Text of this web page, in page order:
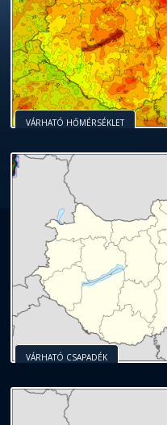
VÁRHATÓ HŐMÉRSÉKLET
VÁRHATÓ CSAPADÉK